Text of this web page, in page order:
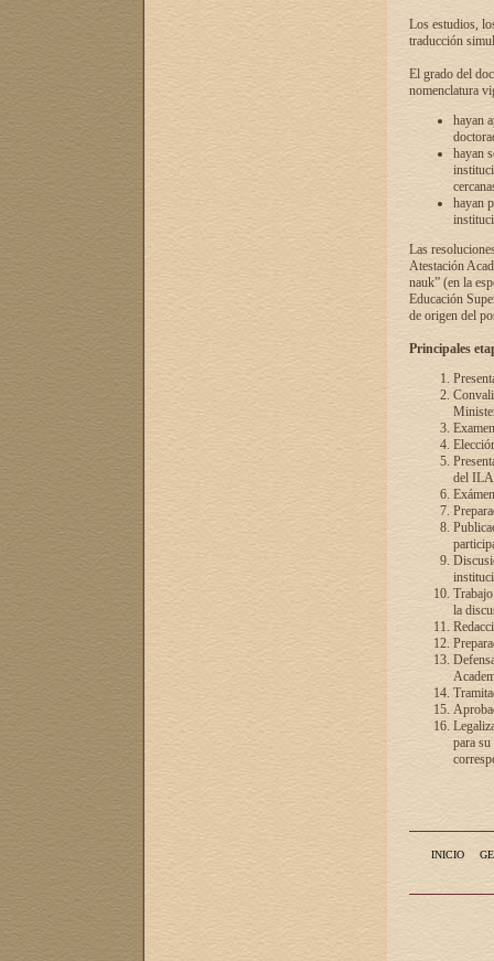
Los estudios,
traducción
El grado del
nomenclatura
hayan
hayan
hayan
Las
Atestación
nauk” (en la
Educación
de origen del
Principales
del
la
para
INICIO